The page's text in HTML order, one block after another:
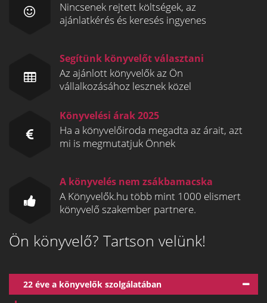
Nincsenek rejtett költségek, az
ajánlatkérés és keresés ingyenes
Segítünk könyvelőt választani
Az ajánlott könyvelők az Ön
vállalkozásához lesznek közel
Könyvelési árak 2025
Ha a könyvelőiroda megadta az árait, azt
mi is megmutatjuk Önnek
A könyvelés nem zsákbamacska
A Könyvelők.hu több mint 1000 elismert
könyvelő szakember partnere.
Ön könyvelő? Tartson velünk!
22 éve a könyvelők szolgálatában